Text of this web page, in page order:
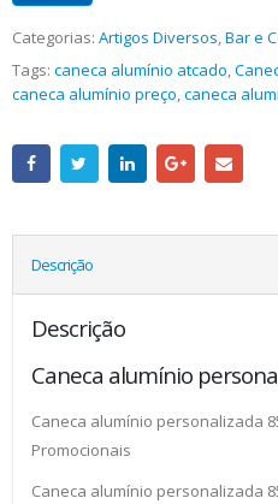
Categorias: Artigos Diversos,Bar e
Tags: caneca alumínio atcado,
caneca alumínio preço,caneca
Descrição
Descrição
Caneca alumínio
Caneca alumínio personalizada
Promocionais
Caneca alumínio personalizada